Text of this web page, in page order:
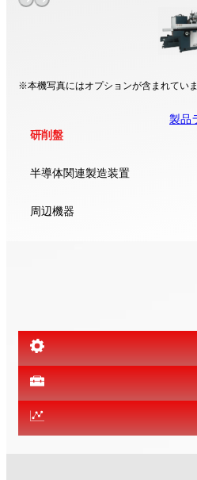
※本機写真にはオプションが含まれていま
研削盤
半導体関連製造装置
周辺機器
製品